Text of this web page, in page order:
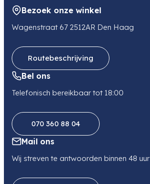
Bezoek onze winkel
Wagenstraat 67 2512AR Den Haag
Routebeschrijving
Bel ons
Telefonisch bereikbaar tot 18:00
070 360 88 04
Mail ons
Wij streven te antwoorden binnen 48 uur